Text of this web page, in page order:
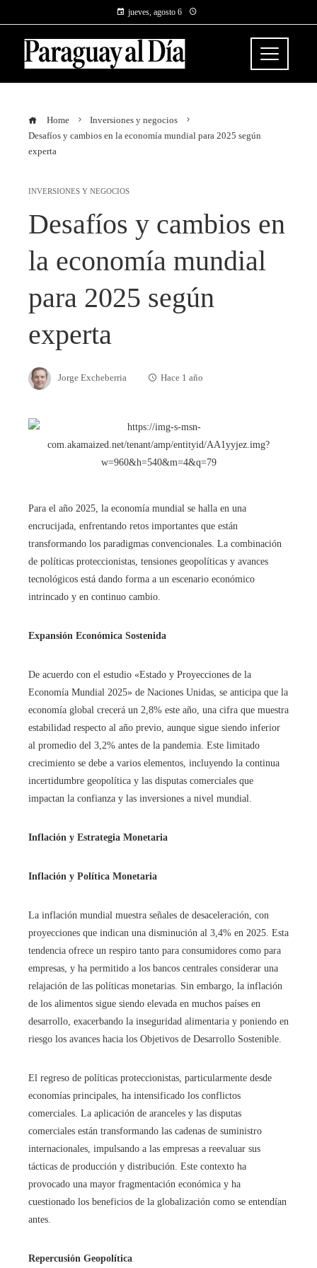
jueves, agosto 6
Home
Inversiones y negocios
Desafíos y cambios en la economía mundial para 2025 según
experta
INVERSIONES Y NEGOCIOS
Desafíos y cambios en
la economía mundial
para 2025 según
experta
Jorge Excheberria Hace 1 año
Para el año 2025, la economía mundial se halla en una
encrucijada, enfrentando retos importantes que están
transformando los paradigmas convencionales. La combinación
de políticas proteccionistas, tensiones geopolíticas y avances
tecnológicos está dando forma a un escenario económico
intrincado y en continuo cambio.
Expansión Económica Sostenida
De acuerdo con el estudio «Estado y Proyecciones de la
Economía Mundial 2025» de Naciones Unidas, se anticipa que la
economía global crecerá un 2,8% este año, una cifra que muestra
estabilidad respecto al año previo, aunque sigue siendo inferior
al promedio del 3,2% antes de la pandemia. Este limitado
crecimiento se debe a varios elementos, incluyendo la continua
incertidumbre geopolítica y las disputas comerciales que
impactan la confianza y las inversiones a nivel mundial.
Inflación y Estrategia Monetaria
Inflación y Política Monetaria
La inflación mundial muestra señales de desaceleración, con
proyecciones que indican una disminución al 3,4% en 2025. Esta
tendencia ofrece un respiro tanto para consumidores como para
empresas, y ha permitido a los bancos centrales considerar una
relajación de las políticas monetarias. Sin embargo, la inflación
de los alimentos sigue siendo elevada en muchos países en
desarrollo, exacerbando la inseguridad alimentaria y poniendo en
riesgo los avances hacia los Objetivos de Desarrollo Sostenible.
El regreso de políticas proteccionistas, particularmente desde
economías principales, ha intensificado los conflictos
comerciales. La aplicación de aranceles y las disputas
comerciales están transformando las cadenas de suministro
internacionales, impulsando a las empresas a reevaluar sus
tácticas de producción y distribución. Este contexto ha
provocado una mayor fragmentación económica y ha
cuestionado los beneficios de la globalización como se entendían
antes.
Repercusión Geopolítica